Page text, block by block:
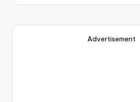
Advertisement